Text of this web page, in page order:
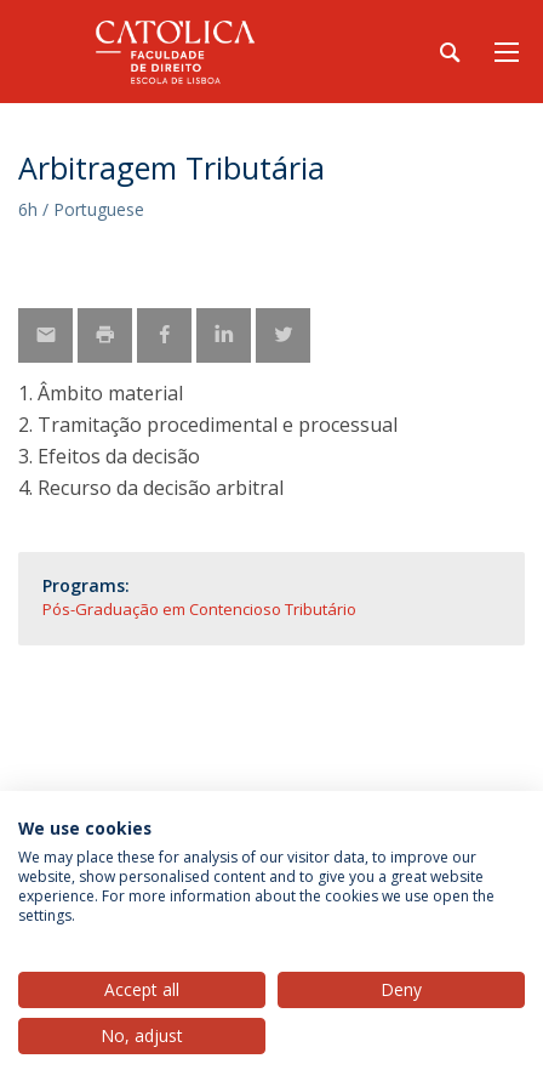
Arbitragem Tributária
6h / Portuguese
1. Âmbito material
2. Tramitação procedimental e processual
3. Efeitos da decisão
4. Recurso da decisão arbitral
Programs:
Pós-Graduação em Contencioso Tributário
Privacy Policy Terms & Conditions Rights of Data Subjects
© 2026 Universidade Católica Portuguesa
We use cookies
We may place these for analysis of our visitor data, to improve our
website, show personalised content and to give you a great website
experience. For more information about the cookies we use open the
settings.
Accept all
Deny
No, adjust